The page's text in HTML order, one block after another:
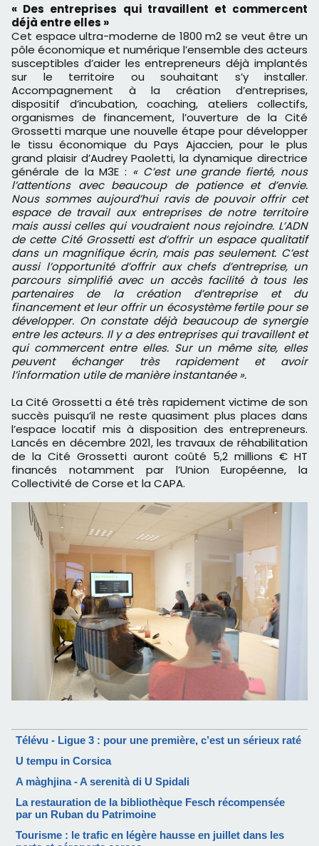
« Des entreprises qui travaillent et commercent
déjà entre elles »
Cet espace ultra-moderne de 1800 m2 se veut être un
pôle économique et numérique l’ensemble des acteurs
susceptibles d’aider les entrepreneurs déjà implantés
sur le territoire ou souhaitant s’y installer.
Accompagnement à la création d’entreprises,
dispositif d’incubation, coaching, ateliers collectifs,
organismes de financement, l’ouverture de la Cité
Grossetti marque une nouvelle étape pour développer
le tissu économique du Pays Ajaccien, pour le plus
grand plaisir d’Audrey Paoletti, la dynamique directrice
générale de la M3E : « C’est une grande fierté, nous
l’attentions avec beaucoup de patience et d’envie.
Nous sommes aujourd’hui ravis de pouvoir offrir cet
espace de travail aux entreprises de notre territoire
mais aussi celles qui voudraient nous rejoindre. L’ADN
de cette Cité Grossetti est d’offrir un espace qualitatif
dans un magnifique écrin, mais pas seulement. C’est
aussi l’opportunité d’offrir aux chefs d’entreprise, un
parcours simplifié avec un accès facilité à tous les
partenaires de la création d’entreprise et du
financement et leur offrir un écosystème fertile pour se
développer. On constate déjà beaucoup de synergie
entre les acteurs. Il y a des entreprises qui travaillent et
qui commercent entre elles. Sur un même site, elles
peuvent échanger très rapidement et avoir
l’information utile de manière instantanée ».
La Cité Grossetti a été très rapidement victime de son
succès puisqu’il ne reste quasiment plus places dans
l’espace locatif mis à disposition des entrepreneurs.
Lancés en décembre 2021, les travaux de réhabilitation
de la Cité Grossetti auront coûté 5,2 millions € HT
financés notamment par l’Union Européenne, la
Collectivité de Corse et la CAPA.
Télévu - Ligue 3 : pour une première, c’est un sérieux raté
U tempu in Corsica
A màghjina - A serenità di U Spidali
La restauration de la bibliothèque Fesch récompensée
par un Ruban du Patrimoine
Tourisme : le trafic en légère hausse en juillet dans les